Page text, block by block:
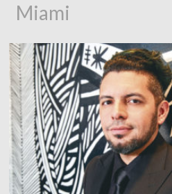
Miami